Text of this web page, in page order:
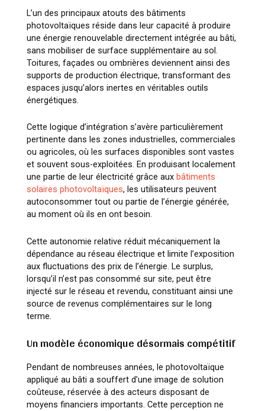
L’un des principaux atouts des bâtiments
photovoltaïques réside dans leur capacité à produire
une énergie renouvelable directement intégrée au bâti,
sans mobiliser de surface supplémentaire au sol.
Toitures, façades ou ombrières deviennent ainsi des
supports de production électrique, transformant des
espaces jusqu’alors inertes en véritables outils
énergétiques.
Cette logique d’intégration s’avère particulièrement
pertinente dans les zones industrielles, commerciales
ou agricoles, où les surfaces disponibles sont vastes
et souvent sous-exploitées. En produisant localement
une partie de leur électricité grâce aux bâtiments
solaires photovoltaïques, les utilisateurs peuvent
autoconsommer tout ou partie de l’énergie générée,
au moment où ils en ont besoin.
Cette autonomie relative réduit mécaniquement la
dépendance au réseau électrique et limite l’exposition
aux fluctuations des prix de l’énergie. Le surplus,
lorsqu’il n’est pas consommé sur site, peut être
injecté sur le réseau et revendu, constituant ainsi une
source de revenus complémentaires sur le long
terme.
Un modèle économique désormais compétitif
Pendant de nombreuses années, le photovoltaïque
appliqué au bâti a souffert d’une image de solution
coûteuse, réservée à des acteurs disposant de
moyens financiers importants. Cette perception ne